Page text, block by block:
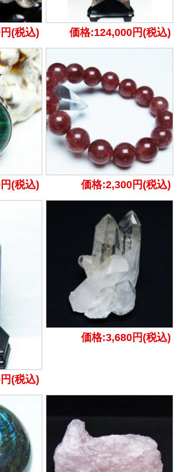
(税込) 価格:124,000円(税込)
(税込) 価格:2,300円(税込)
(税込)
価格:3,680円(税込)